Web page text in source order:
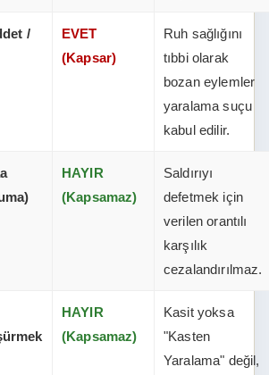
/
EVET
(Kapsar)
Ruh sağlığını
tıbbi olarak
bozan eylemler
yaralama suçu
kabul edilir.
HAYIR
(Kapsamaz)
Saldırıyı
defetmek için
verilen orantılı
karşılık
cezalandırılmaz.
HAYIR
(Kapsamaz)
Kasit yoksa
"Kasten
Yaralama" değil,